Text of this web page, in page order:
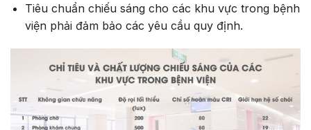
Tiêu chuẩn chiếu sáng cho các khu vực trong bệnh
viện phải đảm bảo các yêu cầu quy định.